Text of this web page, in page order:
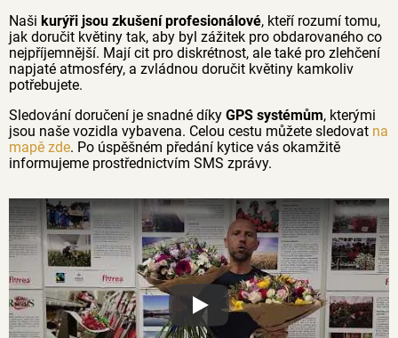
Naši kurýři jsou zkušení profesionálové, kteří rozumí tomu,
jak doručit květiny tak, aby byl zážitek pro obdarovaného co
nejpříjemnější. Mají cit pro diskrétnost, ale také pro zlehčení
napjaté atmosféry, a zvládnou doručit květiny kamkoliv
potřebujete.
Sledování doručení je snadné díky GPS systémům, kterými
jsou naše vozidla vybavena. Celou cestu můžete sledovat na
mapě zde. Po úspěšném předání kytice vás okamžitě
informujeme prostřednictvím SMS zprávy.
Proč jsou květiny z Florea tak